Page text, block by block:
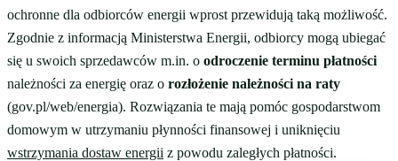
ochronne dla odbiorców energii wprost przewidują taką możliwość.
Zgodnie z informacją Ministerstwa Energii, odbiorcy mogą ubiegać
się u swoich sprzedawców m.in. o odroczenie terminu płatności
należności za energię oraz o rozłożenie należności na raty
(gov.pl/web/energia). Rozwiązania te mają pomóc gospodarstwom
domowym w utrzymaniu płynności finansowej i uniknięciu
wstrzymania dostaw energii z powodu zaległych płatności.